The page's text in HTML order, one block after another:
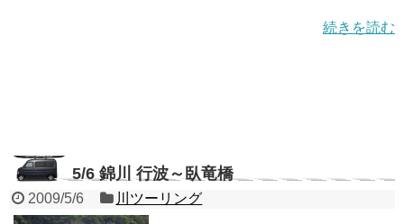
続きを読む
5/6 錦川 行波～臥竜橋
2009/5/6 川ツーリング